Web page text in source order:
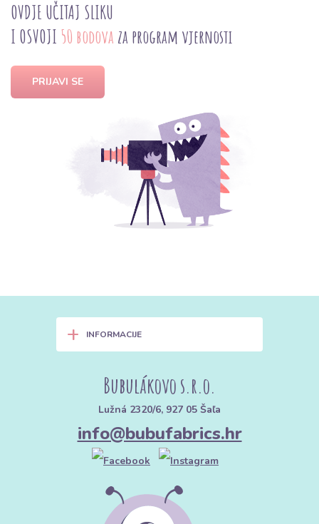
OVDJE UČITAJ SLIKU
I OSVOJI 50 bodova za program vjernosti
PRIJAVI SE
+ INFORMACIJE
Bubulákovo s.r.o.
Lužná 2320/6, 927 05 Šaľa
info@bubufabrics.hr